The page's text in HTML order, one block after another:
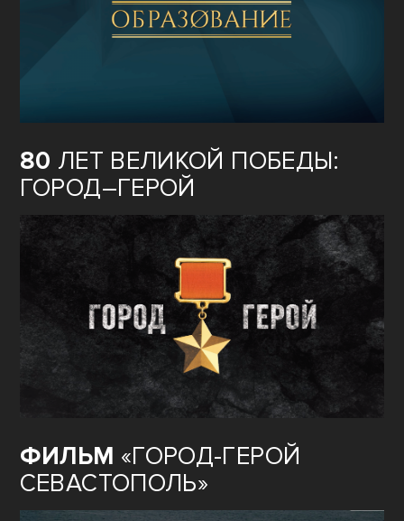
80 ЛЕТ ВЕЛИКОЙ ПОБЕДЫ:
ГОРОД–ГЕРОЙ
ФИЛЬМ «ГОРОД-ГЕРОЙ
СЕВАСТОПОЛЬ»